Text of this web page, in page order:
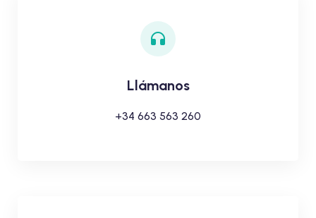
Llámanos
+34 663 563 260